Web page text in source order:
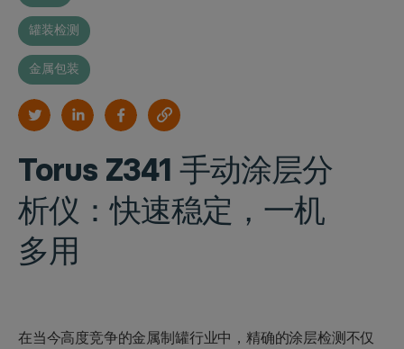
罐装检测
金属包装
Torus Z341 手动涂层分
析仪：快速稳定，一机
多用
在当今高度竞争的金属制罐行业中，精确的涂层检测不仅